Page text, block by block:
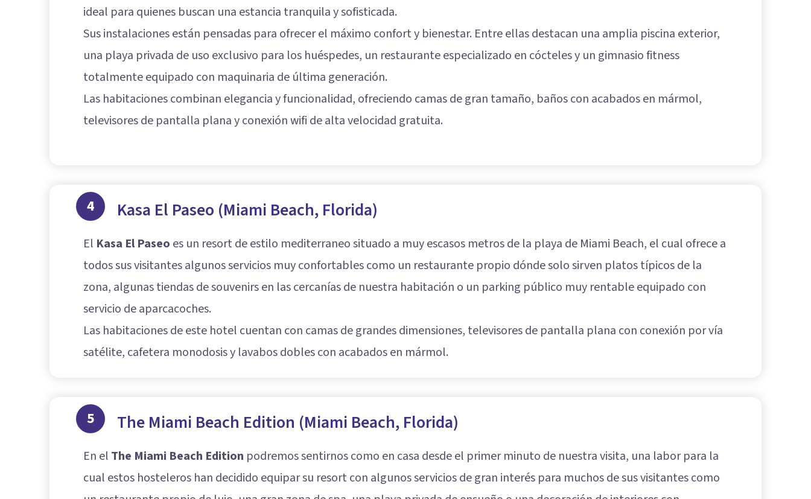
ideal para quienes buscan una estancia tranquila y sofisticada.
Sus instalaciones están pensadas para ofrecer el máximo confort y bienestar. Entre ellas destacan una amplia piscina exterior,
una playa privada de uso exclusivo para los huéspedes, un restaurante especializado en cócteles y un gimnasio fitness
totalmente equipado con maquinaria de última generación.
Las habitaciones combinan elegancia y funcionalidad, ofreciendo camas de gran tamaño, baños con acabados en mármol,
televisores de pantalla plana y conexión wifi de alta velocidad gratuita.
4 Kasa El Paseo (Miami Beach, Florida)
El Kasa El Paseo es un resort de estilo mediterraneo situado a muy escasos metros de la playa de Miami Beach, el cual ofrece a
todos sus visitantes algunos servicios muy confortables como un restaurante propio dónde solo sirven platos típicos de la
zona, algunas tiendas de souvenirs en las cercanías de nuestra habitación o un parking público muy rentable equipado con
servicio de aparcacoches.
Las habitaciones de este hotel cuentan con camas de grandes dimensiones, televisores de pantalla plana con conexión por vía
satélite, cafetera monodosis y lavabos dobles con acabados en mármol.
5 The Miami Beach Edition (Miami Beach, Florida)
En el The Miami Beach Edition podremos sentirnos como en casa desde el primer minuto de nuestra visita, una labor para la
cual estos hosteleros han decidido equipar su resort con algunos servicios de gran interés para muchos de sus visitantes como